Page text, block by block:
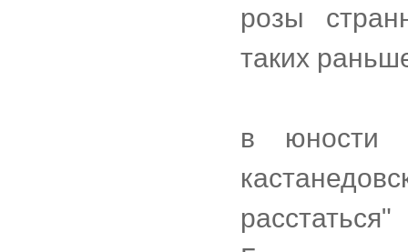
розы
таких
в юности